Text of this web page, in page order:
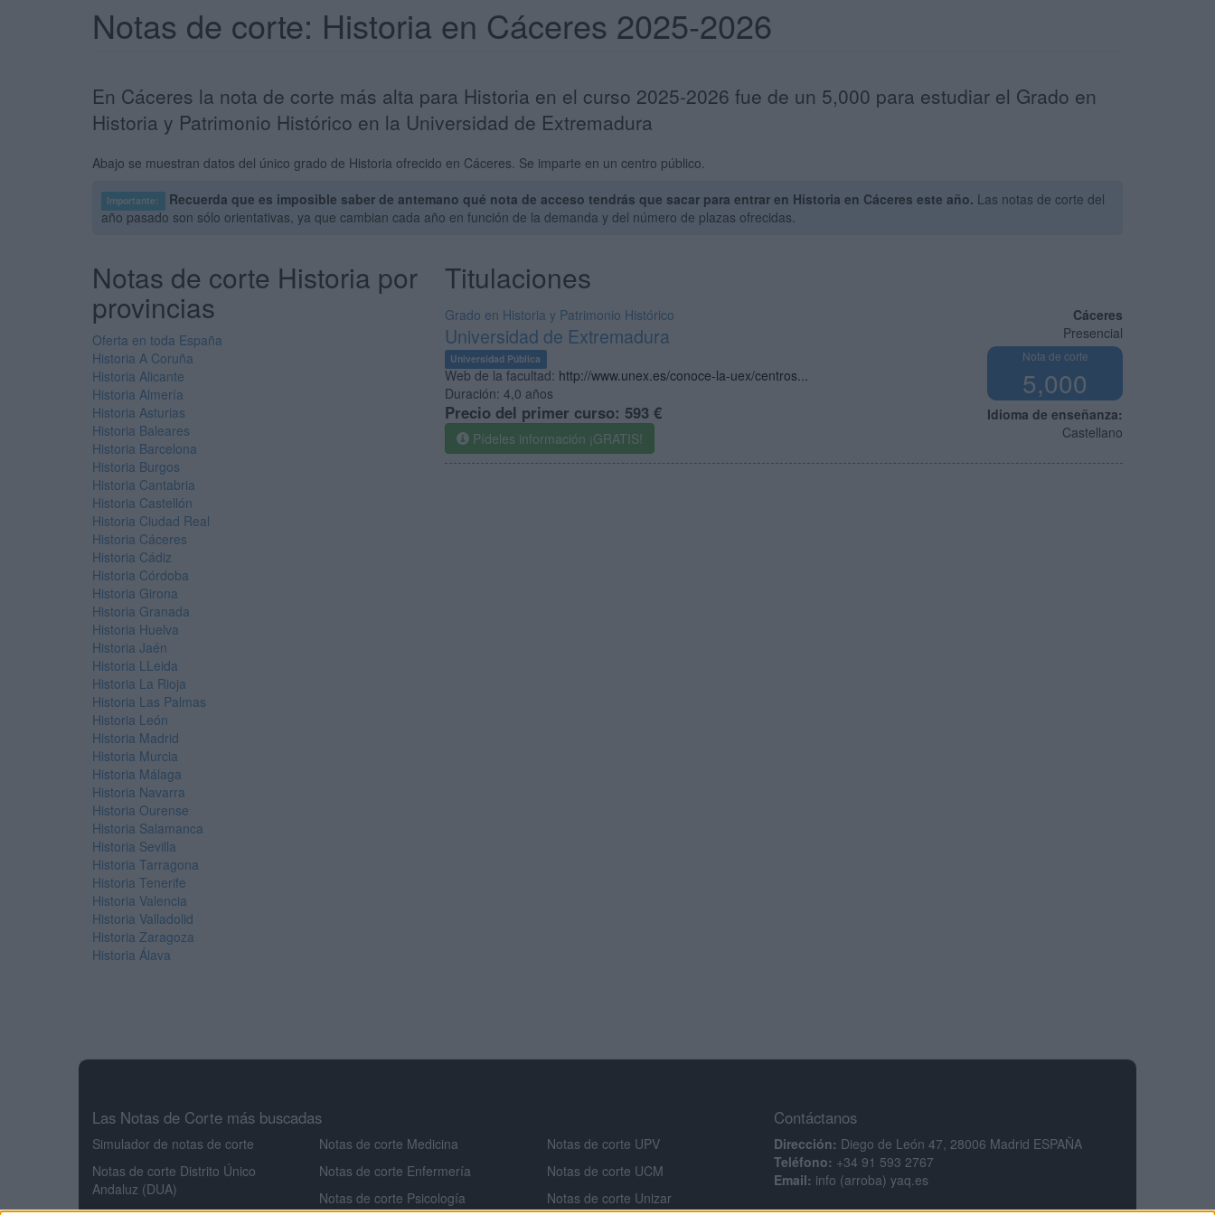
Notas de corte: Historia en Cáceres 2025-2026
En Cáceres la nota de corte más alta para Historia en el curso 2025-2026 fue de un 5,000 para estudiar el Grado en
Historia y Patrimonio Histórico en la Universidad de Extremadura
Abajo se muestran datos del único grado de Historia ofrecido en Cáceres. Se imparte en un centro público.
Importante: Recuerda que es imposible saber de antemano qué nota de acceso tendrás que sacar para entrar en Historia en Cáceres este año. Las notas de corte del
año pasado son sólo orientativas, ya que cambian cada año en función de la demanda y del número de plazas ofrecidas.
Titulaciones
Cáceres
Presencial
Nota de corte
5,000
Idioma de enseñanza:
Castellano
Grado en Historia y Patrimonio Histórico
Universidad de Extremadura
Universidad Pública
Web de la facultad: http://www.unex.es/conoce-la-uex/centros...
Duración: 4,0 años
Precio del primer curso: 593 €
Pídeles información ¡GRATIS!
Notas de corte Historia por
provincias
Oferta en toda España
Historia A Coruña
Historia Alicante
Historia Almería
Historia Asturias
Historia Baleares
Historia Barcelona
Historia Burgos
Historia Cantabria
Historia Castellón
Historia Ciudad Real
Historia Cáceres
Historia Cádiz
Historia Córdoba
Historia Girona
Historia Granada
Historia Huelva
Historia Jaén
Historia LLeida
Historia La Rioja
Historia Las Palmas
Historia León
Historia Madrid
Historia Murcia
Historia Málaga
Historia Navarra
Historia Ourense
Historia Salamanca
Historia Sevilla
Historia Tarragona
Historia Tenerife
Historia Valencia
Historia Valladolid
Historia Zaragoza
Historia Álava
Las Notas de Corte más buscadas
Simulador de notas de corte
Notas de corte Distrito Único
Andaluz (DUA)
Notas de corte Medicina
Notas de corte Enfermería
Notas de corte Psicología
Notas de corte UPV
Notas de corte UCM
Notas de corte Unizar
Contáctanos
Dirección: Diego de León 47, 28006 Madrid ESPAÑA
Teléfono: +34 91 593 2767
Email: info (arroba) yaq.es